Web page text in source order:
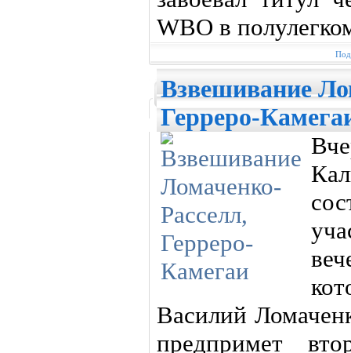
WBO в
Взвешивание
Герреро-
Василий
предпримет